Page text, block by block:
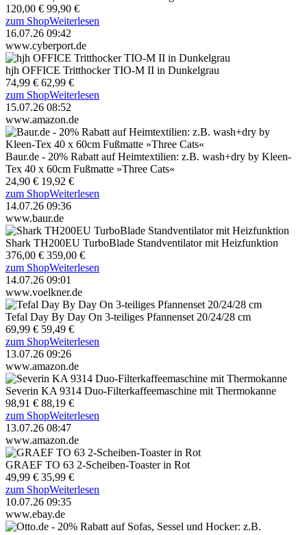
120,00 € 99,90 €
zum ShopWeiterlesen
16.07.26 09:42
www.cyberport.de
hjh OFFICE Tritthocker TIO-M II in Dunkelgrau
74,99 € 62,99 €
zum ShopWeiterlesen
15.07.26 08:52
www.amazon.de
Baur.de - 20% Rabatt auf Heimtextilien: z.B. wash+dry by Kleen-
Tex 40 x 60cm Fußmatte »Three Cats«
24,90 € 19,92 €
zum ShopWeiterlesen
14.07.26 09:36
www.baur.de
Shark TH200EU TurboBlade Standventilator mit Heizfunktion
376,00 € 359,00 €
zum ShopWeiterlesen
14.07.26 09:01
www.voelkner.de
Tefal Day By Day On 3-teiliges Pfannenset 20/24/28 cm
69,99 € 59,49 €
zum ShopWeiterlesen
13.07.26 09:26
www.amazon.de
Severin KA 9314 Duo-Filterkaffeemaschine mit Thermokanne
98,91 € 88,19 €
zum ShopWeiterlesen
13.07.26 08:47
www.amazon.de
GRAEF TO 63 2-Scheiben-Toaster in Rot
49,99 € 35,99 €
zum ShopWeiterlesen
10.07.26 09:35
www.ebay.de